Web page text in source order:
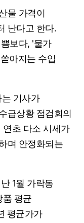
물 가격이
난다고 한다.
보다, '물가
아지는 수입
기사가
급상황 점검회의
연초 다소 시세가
며 안정화되는
1월 가락동
품 평균
평균가가